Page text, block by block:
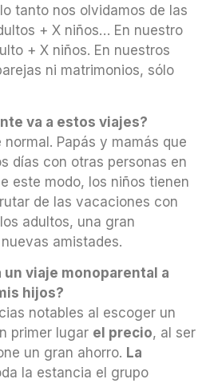
tanto nos olvidamos de las
+ X niños… En nuestro
+ X niños. En nuestros
ni matrimonios, sólo
va a estos viajes?
Papás y mamás que
días con otras personas en
este modo, los niños tienen
de las vacaciones con
adultos, una gran
amistades.
un viaje monoparental a
hijos?
notables al escoger un
primer lugar el precio, al ser
un gran ahorro. La
la estancia el grupo